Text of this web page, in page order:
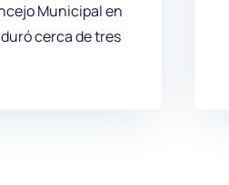
Municipal en
cerca de tres